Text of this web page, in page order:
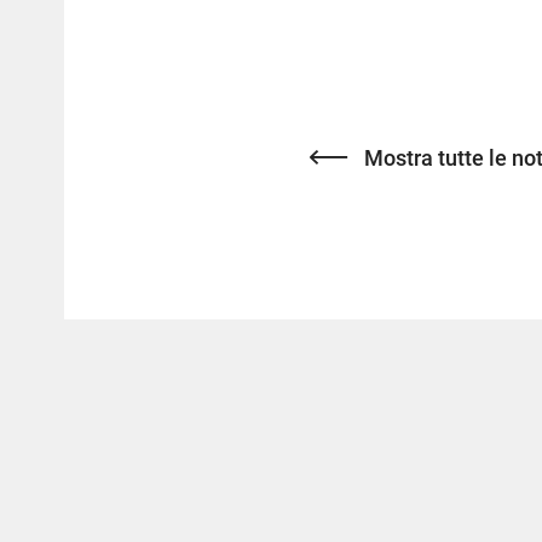
Mostra tutte le